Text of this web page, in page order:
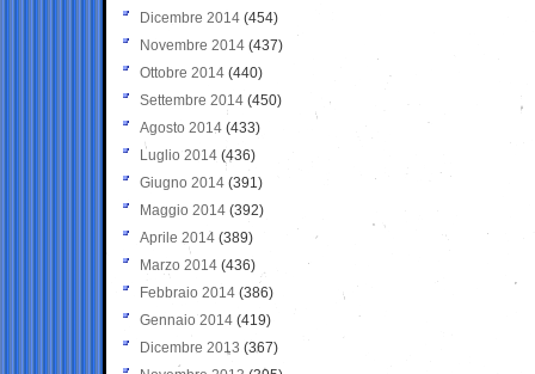
Dicembre 2014 (454)
Novembre 2014 (437)
Ottobre 2014 (440)
Settembre 2014 (450)
Agosto 2014 (433)
Luglio 2014 (436)
Giugno 2014 (391)
Maggio 2014 (392)
Aprile 2014 (389)
Marzo 2014 (436)
Febbraio 2014 (386)
Gennaio 2014 (419)
Dicembre 2013 (367)